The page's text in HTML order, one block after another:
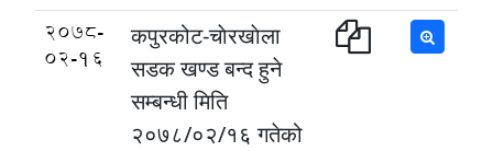
2078-
02-16
कपुरकोट-चाेरखाेला
सडक खण्ड बन्द हुने
सम्बन्धी मिति
२०७८/०२/१६ गतेको